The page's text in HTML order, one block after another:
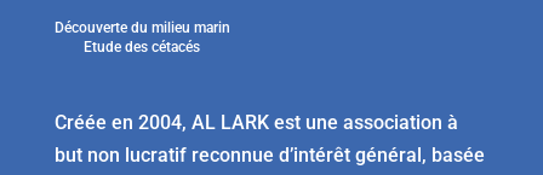
Découverte du milieu marin
Etude des cétacés
Créée en 2004, AL LARK est une association à
but non lucratif reconnue d’intérêt général, basée